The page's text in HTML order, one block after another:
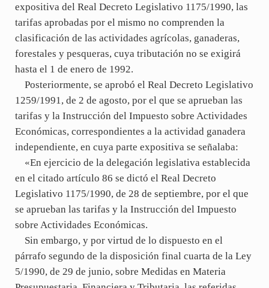
expositiva del Real Decreto Legislativo 1175/1990, las
tarifas aprobadas por el mismo no comprenden la
clasificación de las actividades agrícolas, ganaderas,
forestales y pesqueras, cuya tributación no se exigirá
hasta el 1 de enero de 1992.
Posteriormente, se aprobó el Real Decreto Legislativo
1259/1991, de 2 de agosto, por el que se aprueban las
tarifas y la Instrucción del Impuesto sobre Actividades
Económicas, correspondientes a la actividad ganadera
independiente, en cuya parte expositiva se señalaba:
«En ejercicio de la delegación legislativa establecida
en el citado artículo 86 se dictó el Real Decreto
Legislativo 1175/1990, de 28 de septiembre, por el que
se aprueban las tarifas y la Instrucción del Impuesto
sobre Actividades Económicas.
Sin embargo, y por virtud de lo dispuesto en el
párrafo segundo de la disposición final cuarta de la Ley
5/1990, de 29 de junio, sobre Medidas en Materia